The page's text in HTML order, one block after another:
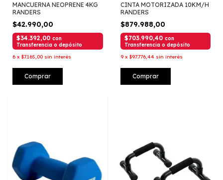
MANCUERNA NEOPRENE 4KG
RANDERS
$42.990,00
$34.392,00 con
Transferencia o depósito
6 x $7.165,00 sin interés
Comprar
CINTA MOTORIZADA 10KM/H
RANDERS
$879.988,00
$703.990,40 con
Transferencia o depósito
9 x $97.776,44 sin interés
Comprar